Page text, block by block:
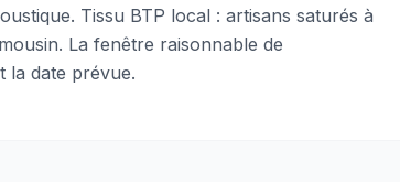
Tissu BTP local : artisans saturés à
La fenêtre raisonnable de
la date prévue.